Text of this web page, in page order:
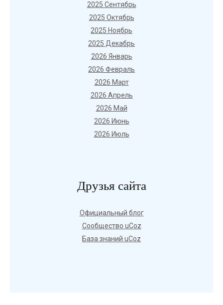
2025 Сентябрь
2025 Октябрь
2025 Ноябрь
2025 Декабрь
2026 Январь
2026 Февраль
2026 Март
2026 Апрель
2026 Май
2026 Июнь
2026 Июль
Друзья сайта
Официальный блог
Сообщество uCoz
База знаний uCoz